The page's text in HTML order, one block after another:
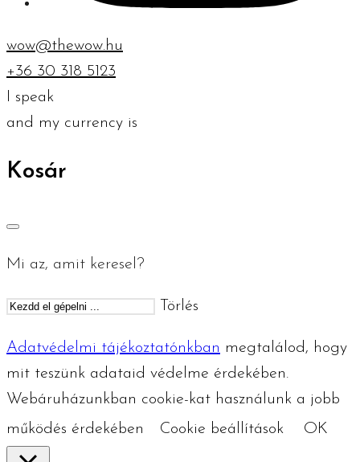
wow@thewow.hu
+36 30 318 5123
I speak
and my currency is
Kosár
Mi az, amit keresel?
Törlés
Adatvédelmi tájékoztatónkban megtalálod, hogy
mit teszünk adataid védelme érdekében.
Webáruházunkban cookie-kat használunk a jobb
működés érdekében
Cookie beállítások OK